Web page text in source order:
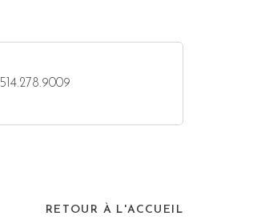
514.278.9009
RETOUR À L'ACCUEIL